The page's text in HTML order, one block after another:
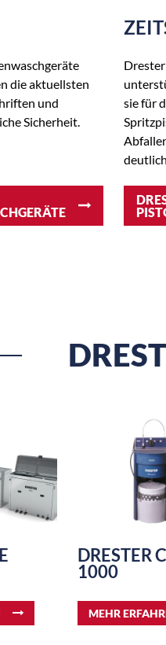
die aktuellsten
und
Sicherheit.
sie für
DRESTER
1000
MEHR